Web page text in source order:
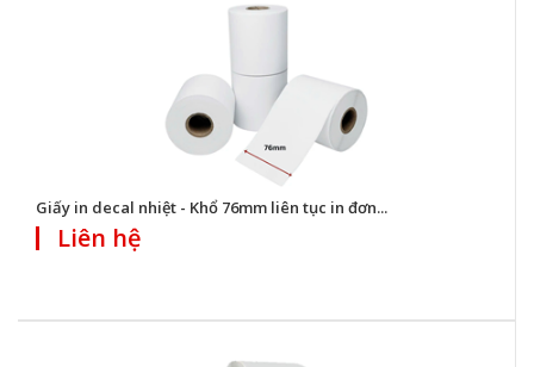
Giấy in decal nhiệt - Khổ 76mm liên tục in đơn...
Liên hệ